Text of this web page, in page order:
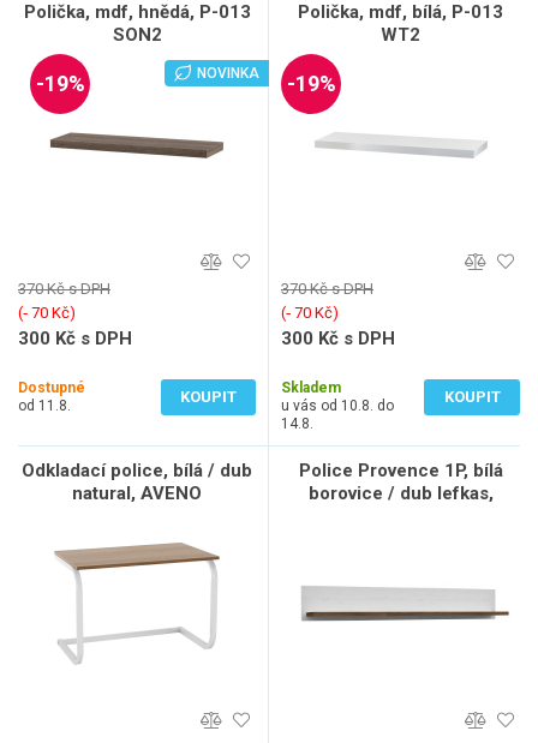
Polička, mdf, hnědá, P-013
SON2
NOVINKA
-19%
370 Kč s DPH
(‐ 70 Kč)
300 Kč s DPH
Dostupné
od 11.8.
KOUPIT
Polička, mdf, bílá, P-013
WT2
-19%
370 Kč s DPH
(‐ 70 Kč)
300 Kč s DPH
Skladem
u vás od 10.8. do
14.8.
KOUPIT
Odkladací police, bílá / dub
natural, AVENO
Police Provence 1P, bílá
borovice / dub lefkas,